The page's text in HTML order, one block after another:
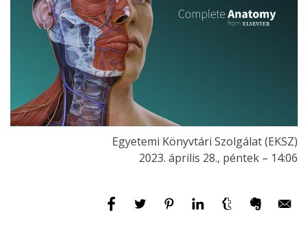
Egyetemi Könyvtári Szolgálat (EKSZ)
2023. április 28., péntek – 14:06